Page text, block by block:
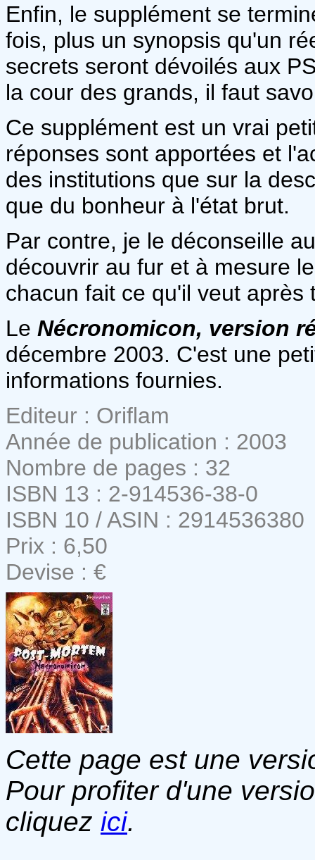
Enfin, le supplément se
fois, plus un synopsis qu'un
secrets seront dévoilés aux
la cour des grands, il faut
Ce supplément est un vrai
réponses sont apportées et
des institutions que sur la
que du bonheur à l'état brut.
Par contre, je le déconseille
découvrir au fur et à mesure
chacun fait ce qu'il veut après
Le Nécronomicon, version
décembre 2003. C'est une
informations fournies.
Editeur : Oriflam
Année de publication : 2003
Nombre de pages : 32
ISBN 13 : 2-914536-38-0
ISBN 10 / ASIN : 2914536380
Prix : 6,50
Devise : €
Cette page est une
Pour profiter d'une
cliquez ici.